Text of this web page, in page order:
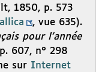
1850, p. 573
, vue 635).
pour l’année
607, n° 298
sur Internet